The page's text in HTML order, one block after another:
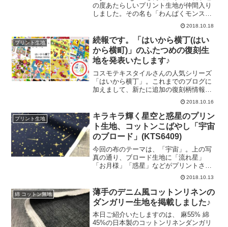
です。＼ ３種類の比較画像はこちら
／並べると、大きさの違いが一目瞭然で
す。真ん中が従来より販売中のサークル
ズ。右は、直径１７ミ
の度あたらしいプリント生地が仲間入り
しました。その名も「わんぱくモンスタ
くんたちがところせましと駆け巡りま
す。＼ ヒャッハー！パーティーしよう
ぜ！ ／＼ せまいー！きっついー！タ
ノシー！ ／＼ オマエ、キャラメル
派？塩味派？ ／＼ デッカイおにく
を、独り占め！ ／＼ コゲテルゥゥゥ
ゥゥゥゥゥゥゥ！！！！！！！ ／カラ
ーは、こちらの４色です。素材はシーチ
ングよりも少し厚手の、コットンリネン
キャンバス。男の子向けの入園入学グッ
ズなどの制作に、特にオススメです♡綿
麻キャンバス 「わんぱくモンスター」
（リンク先に商品
2018.10.18
プリント生地
続報です。「はいから横丁(はい
から横町)」のふたつめの復刻生
地を発表いたします♪
コスモテキスタイルさんの人気シリーズ
「はいから横丁」。これまでのブログに
加えまして、新たに追加の復刻柄情報を
刻柄は・・・ ／ひとつめの「駄菓子
柄」と同じくらい、こちらの「ジュース
柄」も気になっていまして、結果として
２柄とも復刻生産することとなりました♪
サイダーや牛乳キャップ、そして駄菓子
屋さんにありそうなジュースなど、その
ひとつひとつにトキメキます♡＼ どち
らも現在進行中です♪ ／「駄菓子柄」
「ジュース柄」ともに、現在「マス見本
（生産前の試験的な生地見本）」を作っ
ていただいているところです。こちらの
「マス見本」が上がりましたら、カラー
ラインナップを実際の見本
2018.10.16
プリント生地
キラキラ輝く星空と惑星のプリン
ト生地、コットンこばやし「宇宙
のブロード」(KTS6409)
今回の布のテーマは、「宇宙」。上の写
真の通り、ブロード生地に「流れ星」
「お月様」「惑星」などがプリントされ
ているのが特徴です。 ＼ キラキラと
ゴールドに輝いています☆ ／近くで見
ると、色部分に、ところどころ金色のラ
メが使われているのがわかります。プリ
ントに変化をつける良いアクセントにな
っています。＼ 15センチ定規を置いて
撮影♪ ／モチーフのひとつひとつは比較
2018.10.13
綿 コットン無地
薄手のデニム風コットンリネンの
ダンガリー生地を掲載しました♪
本日ご紹介いたしますのは、 麻55% 綿
45%の日本製のコットンリネンダンガリ